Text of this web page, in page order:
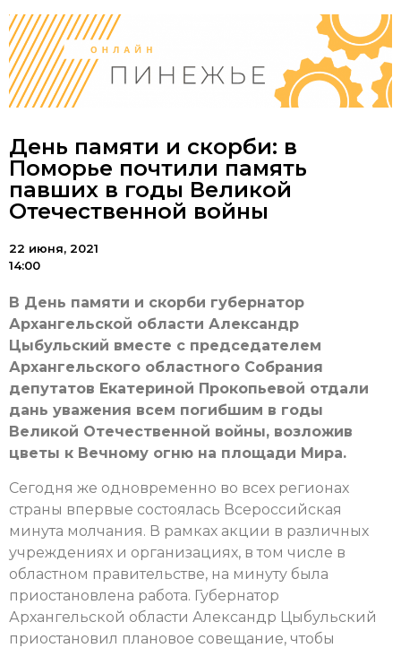
День памяти и скорби: в
Поморье почтили память
павших в годы Великой
Отечественной войны
22 июня, 2021
14:00
В День памяти и скорби губернатор
Архангельской области Александр
Цыбульский вместе с председателем
Архангельского областного Собрания
депутатов Екатериной Прокопьевой отдали
дань уважения всем погибшим в годы
Великой Отечественной войны, возложив
цветы к Вечному огню на площади Мира.
Сегодня же одновременно во всех регионах
страны впервые состоялась Всероссийская
минута молчания. В рамках акции в различных
учреждениях и организациях, в том числе в
областном правительстве, на минуту была
приостановлена работа. Губернатор
Архангельской области Александр Цыбульский
приостановил плановое совещание, чтобы